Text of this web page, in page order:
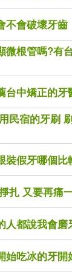
不會破壞牙齒
微根管嗎?有
台中矯正的牙
民宿的牙刷
裝假牙哪個比
扎 又要再痛
人都說我會磨
始吃冰的牙開